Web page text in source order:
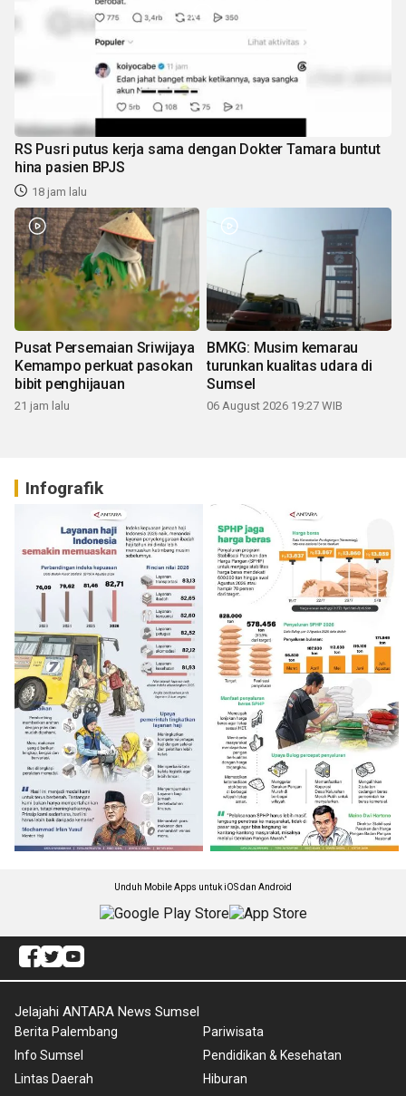
RS Pusri putus kerja sama dengan Dokter Tamara buntut
hina pasien BPJS
18 jam lalu
Pusat Persemaian Sriwijaya
Kemampo perkuat pasokan
bibit penghijauan
21 jam lalu
BMKG: Musim kemarau
turunkan kualitas udara di
Sumsel
06 August 2026 19:27 WIB
Infografik
Unduh Mobile Apps untuk iOS dan Android
Jelajahi ANTARA News Sumsel
Berita Palembang
Info Sumsel
Lintas Daerah
Pariwisata
Pendidikan & Kesehatan
Hiburan